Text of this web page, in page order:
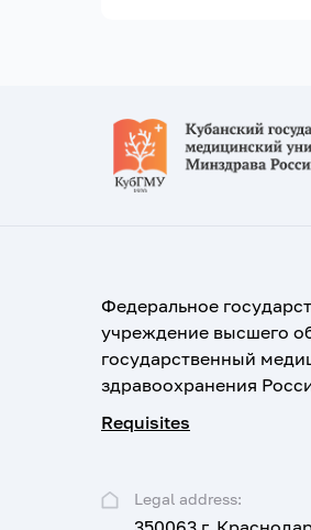
Федеральное
учреждение высшего
государственный
здравоохранения
Requisites
Legal address: